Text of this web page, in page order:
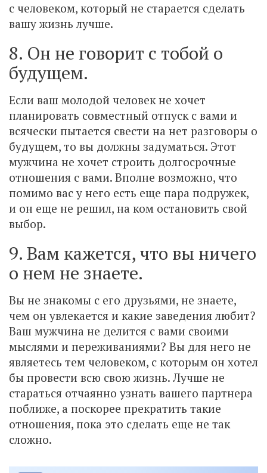
с человеком, который не старается сделать
вашу жизнь лучше.
8. Он не говорит с тобой о
будущем.
Если ваш молодой человек не хочет
планировать совместный отпуск с вами и
всячески пытается свести на нет разговоры о
будущем, то вы должны задуматься. Этот
мужчина не хочет строить долгосрочные
отношения с вами. Вполне возможно, что
помимо вас у него есть еще пара подружек,
и он еще не решил, на ком остановить свой
выбор.
9. Вам кажется, что вы ничего
о нем не знаете.
Вы не знакомы с его друзьями, не знаете,
чем он увлекается и какие заведения любит?
Ваш мужчина не делится с вами своими
мыслями и переживаниями? Вы для него не
являетесь тем человеком, с которым он хотел
бы провести всю свою жизнь. Лучше не
стараться отчаянно узнать вашего партнера
поближе, а поскорее прекратить такие
отношения, пока это сделать еще не так
сложно.